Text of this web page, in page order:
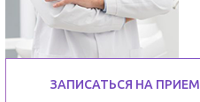
ЗАПИСАТЬСЯ НА ПРИЕМ